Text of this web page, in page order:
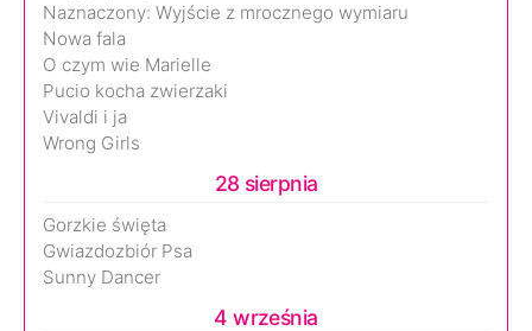
Naznaczony: Wyjście z mrocznego wymiaru
Nowa fala
O czym wie Marielle
Pucio kocha zwierzaki
Vivaldi i ja
Wrong Girls
28 sierpnia
Gorzkie święta
Gwiazdozbiór Psa
Sunny Dancer
4 września